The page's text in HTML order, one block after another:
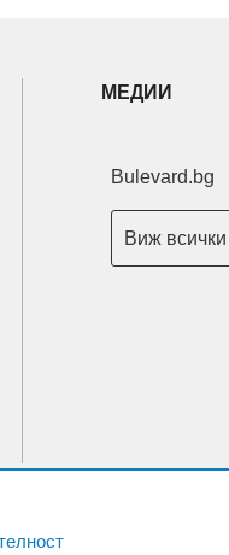
МЕДИИ
Bulevard.bg
Виж всички
ООД. Всички права запазени.